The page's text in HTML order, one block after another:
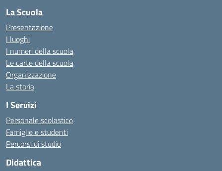
La Scuola
Presentazione
I luoghi
I numeri della scuola
Le carte della scuola
Organizzazione
La storia
I Servizi
Personale scolastico
Famiglie e studenti
Percorsi di studio
Didattica